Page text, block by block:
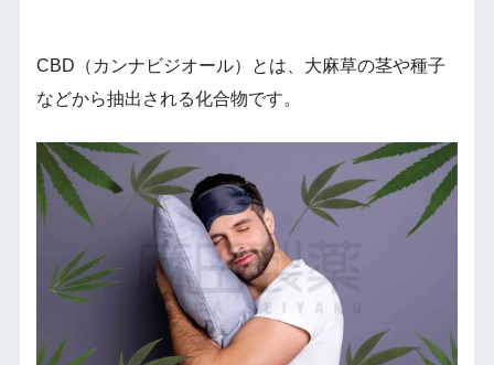
CBD（カンナビジオール）とは、大麻草の茎や種子
などから抽出される化合物です。